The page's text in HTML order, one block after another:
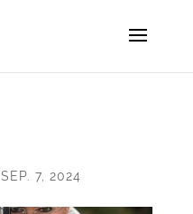
SEP. 7, 2024